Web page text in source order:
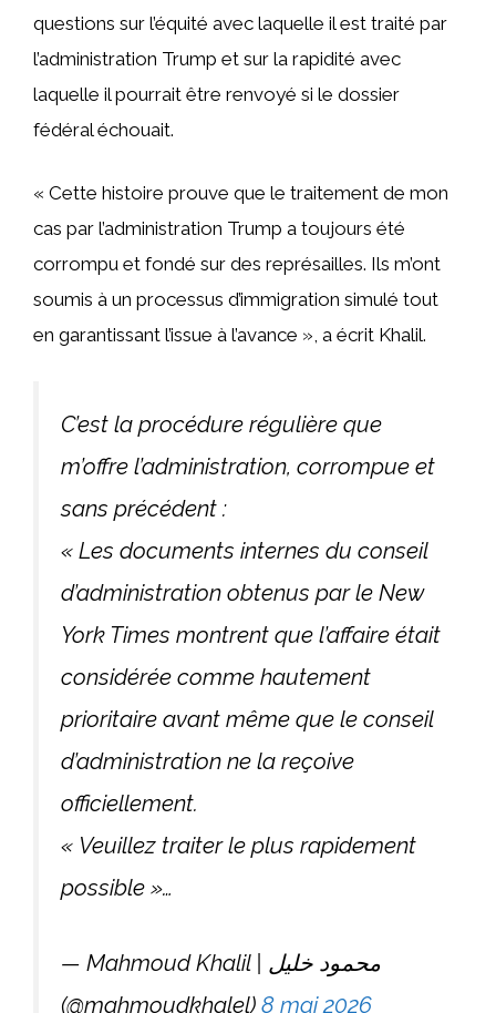
questions sur l’équité avec laquelle il est traité par
l’administration Trump et sur la rapidité avec
laquelle il pourrait être renvoyé si le dossier
fédéral échouait.
« Cette histoire prouve que le traitement de mon
cas par l’administration Trump a toujours été
corrompu et fondé sur des représailles. Ils m’ont
soumis à un processus d’immigration simulé tout
en garantissant l’issue à l’avance », a écrit Khalil.
C’est la procédure régulière que
m’offre l’administration, corrompue et
sans précédent :
« Les documents internes du conseil
d’administration obtenus par le New
York Times montrent que l’affaire était
considérée comme hautement
prioritaire avant même que le conseil
d’administration ne la reçoive
officiellement.
« Veuillez traiter le plus rapidement
possible »…
— Mahmoud Khalil | محمود خليل
(@mahmoudkhalel) 8 mai 2026